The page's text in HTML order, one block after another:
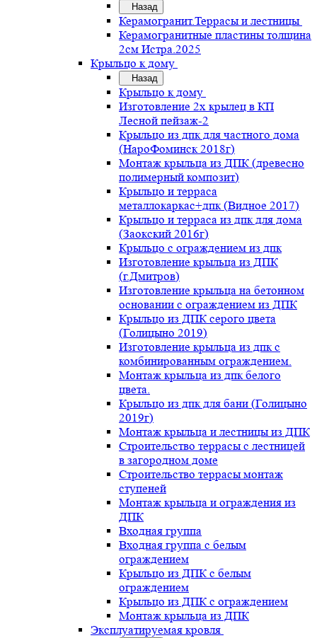
Назад
Керамогранит.Террасы и лестницы
Керамогранитные пластины толщина
2см Истра.2025
Крыльцо к дому
Назад
Крыльцо к дому
Изготовление 2х крылец в КП
Лесной пейзаж-2
Крыльцо из дпк для частного дома
(НароФоминск 2018г)
Монтаж крыльца из ДПК (древесно
полимерный композит)
Крыльцо и терраса
металлокаркас+дпк (Видное 2017)
Крыльцо и терраса из дпк для дома
(Заокский 2016г)
Крыльцо с ограждением из дпк
Изготовление крыльца из ДПК
(г.Дмитров)
Изготовление крыльца на бетонном
основании с ограждением из ДПК
Крыльцо из ДПК серого цвета
(Голицыно 2019)
Изготовление крыльца из дпк с
комбинированным ограждением.
Монтаж крыльца из дпк белого
цвета.
Крыльцо из дпк для бани (Голицыно
2019г)
Монтаж крыльца и лестницы из ДПК
Строительство террасы с лестницей
в загородном доме
Строительство террасы монтаж
ступеней
Монтаж крыльца и ограждения из
ДПК
Входная группа
Входная группа с белым
ограждением
Крыльцо из ДПК с белым
ограждением
Крыльцо из ДПК с ограждением
Монтаж крыльца из ДПК
Эксплуатируемая кровля